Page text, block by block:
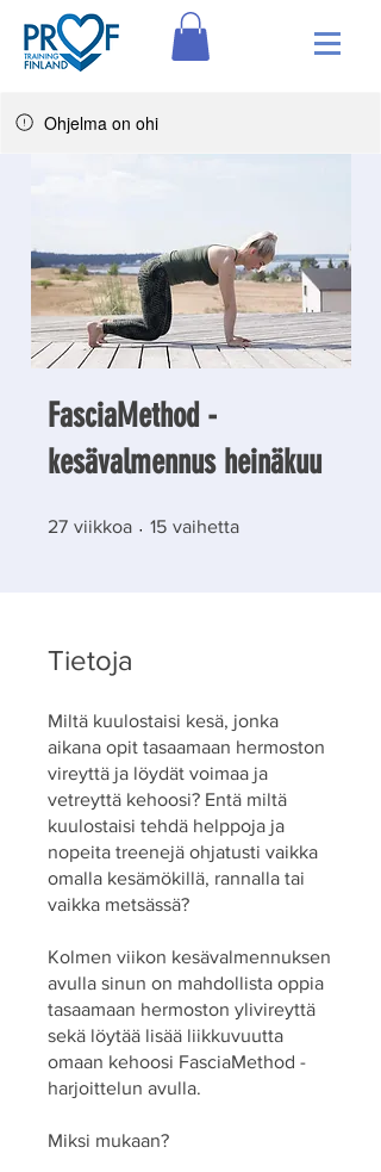
Ohjelma on ohi
FasciaMethod -
kesävalmennus heinäkuu
27 viikkoa 27 viikkoa
15 vaihetta
Tietoja
Miltä kuulostaisi kesä, jonka
aikana opit tasaamaan hermoston
vireyttä ja löydät voimaa ja
vetreyttä kehoosi? Entä miltä
kuulostaisi tehdä helppoja ja
nopeita treenejä ohjatusti vaikka
omalla kesämökillä, rannalla tai
vaikka metsässä?
Kolmen viikon kesävalmennuksen
avulla sinun on mahdollista oppia
tasaamaan hermoston ylivireyttä
sekä löytää lisää liikkuvuutta
omaan kehoosi FasciaMethod -
harjoittelun avulla.
Miksi mukaan?